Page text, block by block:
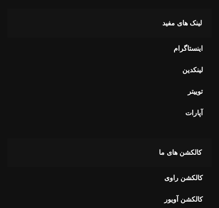
لینک های مفید
اینستاگرام
لینکدین
توییتر
آپارات
کالکشن های ما
کالکشن راوی
کالکشن آویور